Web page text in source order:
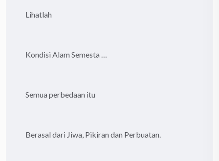
Lihatlah
Kondisi Alam Semesta …
Semua perbedaan itu
Berasal dari Jiwa, Pikiran dan Perbuatan.